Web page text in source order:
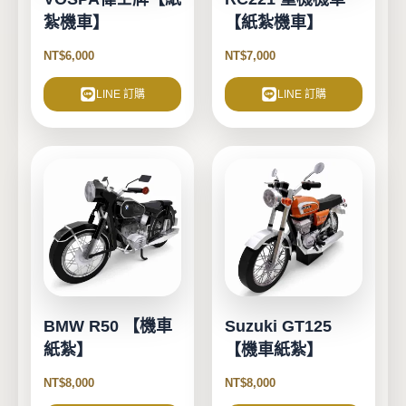
紮機車】
NT$6,000
LINE 訂購
【紙紮機車】
NT$7,000
LINE 訂購
BMW R50 【機車
紙紮】
NT$8,000
Suzuki GT125
【機車紙紮】
NT$8,000